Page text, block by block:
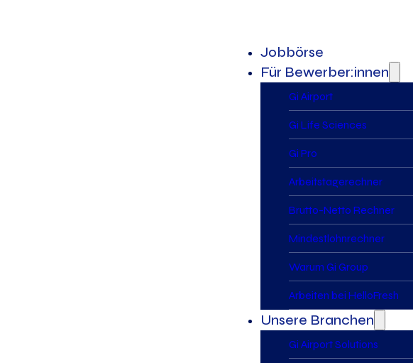
Jobbörse
Für Bewerber:innen
Gi Airport
Gi Life Sciences
Gi Pro
Arbeitstagerechner
Brutto-Netto Rechner
Mindestlohnrechner
Warum Gi Group
Arbeiten bei HelloFresh
Unsere Branchen
Gi Airport Solutions